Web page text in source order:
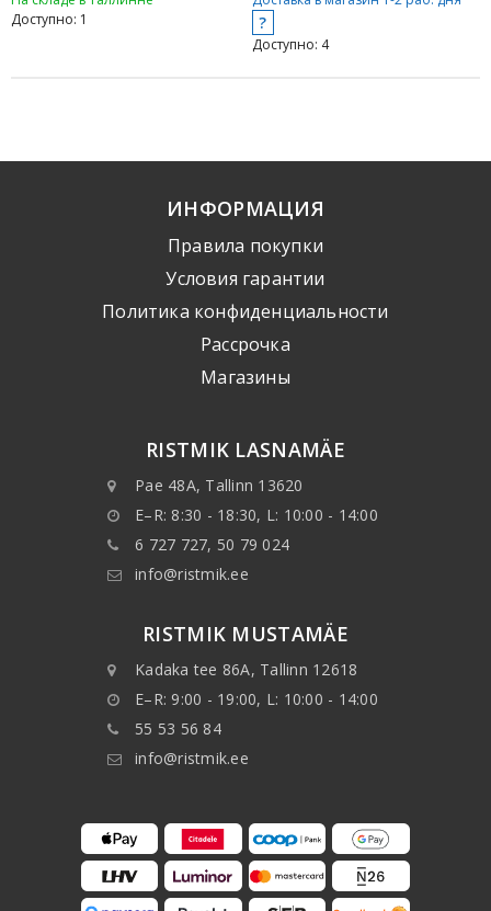
Доступно: 1
?
Доступно: 4
ИНФОРМАЦИЯ
Правила покупки
Условия гарантии
Политика конфиденциальности
Рассрочка
Mагазины
RISTMIK LASNAMÄE
Pae 48A, Tallinn 13620
E–R: 8:30 - 18:30, L: 10:00 - 14:00
6 727 727, 50 79 024
info@ristmik.ee
RISTMIK MUSTAMÄE
Kadaka tee 86A, Tallinn 12618
E–R: 9:00 - 19:00, L: 10:00 - 14:00
55 53 56 84
info@ristmik.ee